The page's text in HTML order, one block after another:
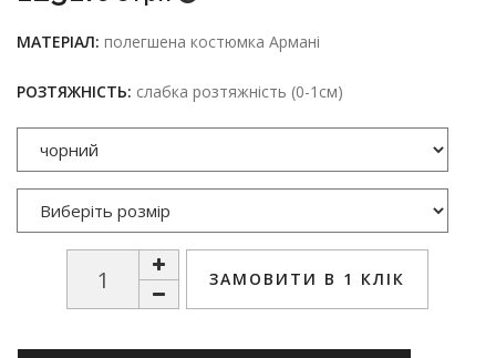
МАТЕРІАЛ: полегшена костюмка Армані
РОЗТЯЖНІСТЬ: слабка розтяжність (0-1см)
ЗАМОВИТИ В 1 КЛІК